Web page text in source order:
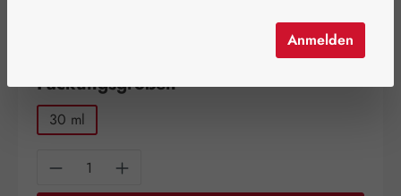
Packungsgrößenauswählen
30 ml
Produkt Anzahl: Gib den gewünschten
Anmelden